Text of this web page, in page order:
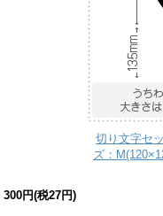
切り文字セ
ズ：
300円(税27円)